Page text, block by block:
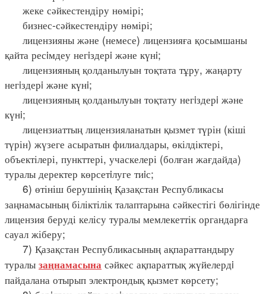
жеке сәйкестендіру нөмірі;
бизнес-сәйкестендіру нөмірі;
лицензияны және (немесе) лицензияға қосымшаны
қайта ресiмдеу негiздерi және күнi;
лицензияның қолданылуын тоқтата тұру, жаңарту
негiздерi және күнi;
лицензияның қолданылуын тоқтату негiздерi және
күнi;
лицензиаттың лицензияланатын қызмет түрін (кіші
түрін) жүзеге асыратын филиалдары, өкілдіктері,
объектілері, пункттері, учаскелері (болған жағдайда)
туралы деректер көрсетiлуге тиiс;
6) өтініш берушінің Қазақстан Республикасы
заңнамасының біліктілік талаптарына сәйкестігі бөлігінде
лицензия беруді келісу туралы мемлекеттік органдарға
сауал жіберу;
7) Қазақстан Республикасының ақпараттандыру
туралы заңнамасына сәйкес ақпараттық жүйелердi
пайдалана отырып электрондық қызмет көрсету;